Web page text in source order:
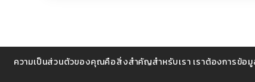
ความเป็นส่วนตัวของคุณคือสิ่งสำคัญสำหรับเรา เราต้องการข้อ